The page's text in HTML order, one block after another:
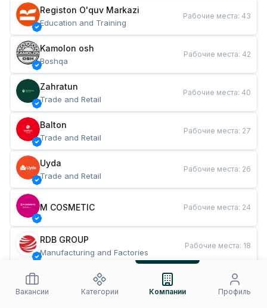
Registon O'quv Markazi
Education and Training
Рабочие места: 43
Kamolon osh
Boshqa
Рабочие места: 42
Zahratun
Trade and Retail
Рабочие места: 40
Balton
Trade and Retail
Рабочие места: 27
Uyda
Trade and Retail
Рабочие места: 26
M COSMETIC Рабочие места: 24
RDB GROUP
Manufacturing and Factories
Рабочие места: 18
Restaurants and Fast Food
Рабочие места
Вакансии
Категории Компании Профиль